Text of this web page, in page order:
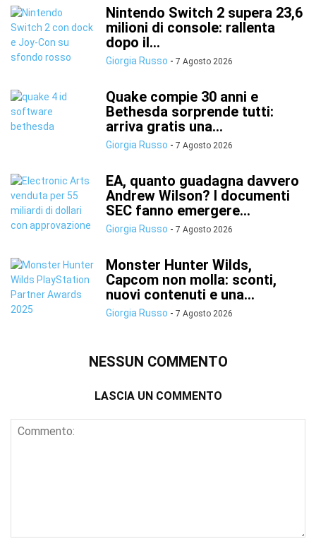
Nintendo Switch 2 supera 23,6
milioni di console: rallenta
dopo il...
Giorgia Russo - 7 Agosto 2026
Quake compie 30 anni e
Bethesda sorprende tutti:
arriva gratis una...
Giorgia Russo - 7 Agosto 2026
EA, quanto guadagna davvero
Andrew Wilson? I documenti
SEC fanno emergere...
Giorgia Russo - 7 Agosto 2026
Monster Hunter Wilds,
Capcom non molla: sconti,
nuovi contenuti e una...
Giorgia Russo - 7 Agosto 2026
NESSUN COMMENTO
LASCIA UN COMMENTO